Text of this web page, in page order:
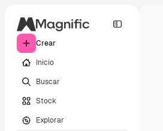
Crear
Inicio
Buscar
Stock
Explorar